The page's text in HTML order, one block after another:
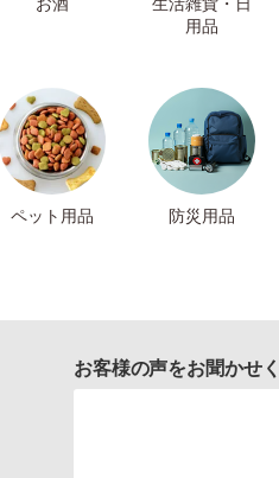
用品
ペット用品 防災用品
お客様の声をお聞かせ